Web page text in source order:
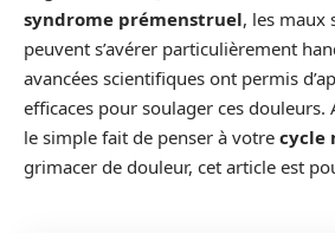
syndrome prémenstruel, les maux
peuvent s’avérer particulièrement
avancées scientifiques ont permis
efficaces pour soulager ces douleurs.
le simple fait de penser à votre cycle
grimacer de douleur, cet article est